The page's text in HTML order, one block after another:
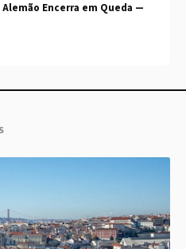
Encerra em Queda —